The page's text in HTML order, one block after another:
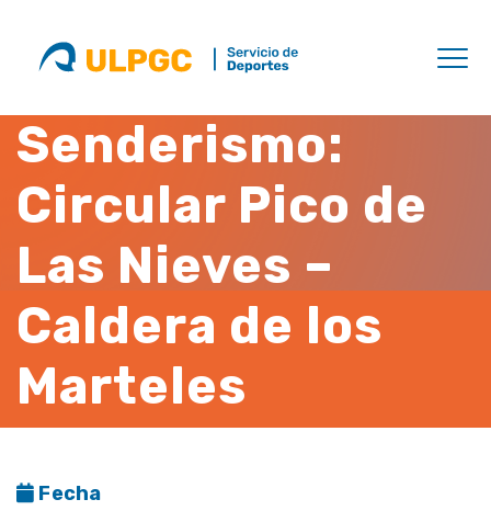
Senderismo:
Circular Pico de
Las Nieves –
Caldera de los
Marteles
Fecha